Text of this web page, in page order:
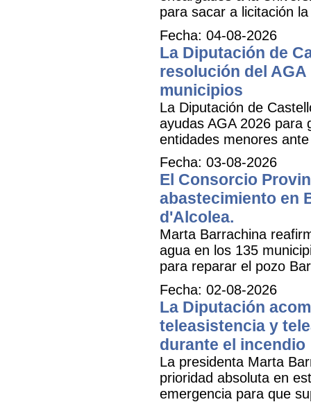
para sacar a licitación
Fecha: 04-08-2026
La Diputación de
resolución del
municipios
La Diputación de
ayudas AGA 2026 para
entidades menores
Fecha: 03-08-2026
El Consorcio
abastecimiento en
d'Alcolea.
Marta Barrachina
agua en los 135
para reparar el pozo
Fecha: 02-08-2026
La Diputación
teleasistencia y
durante el incendio
La presidenta Marta
prioridad absoluta en
emergencia para que